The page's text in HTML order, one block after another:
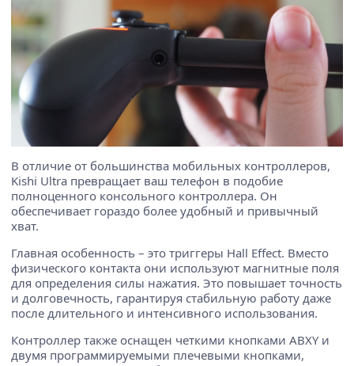
В отличие от большинства мобильных контроллеров,
Kishi Ultra превращает ваш телефон в подобие
полноценного консольного контроллера. Он
обеспечивает гораздо более удобный и привычный
хват.
Главная особенность – это триггеры Hall Effect. Вместо
физического контакта они используют магнитные поля
для определения силы нажатия. Это повышает точность
и долговечность, гарантируя стабильную работу даже
после длительного и интенсивного использования.
Контроллер также оснащен четкими кнопками ABXY и
двумя программируемыми плечевыми кнопками,